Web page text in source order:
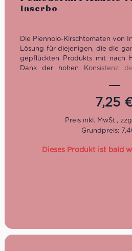
Inserbo
Die Piennolo-Kirschtomaten von
Lösung für diejenigen, die die
gepflückten Produkts mit nach
Dank der hohen Konsistenz
sind die Piennolo-Kirschtomaten
lange Konservierung,
organoleptischen Eigenschaften
Die Pomodorini del Piennolo
kommen, wie es der
vulkanischen Hängen des
Tomatenspezialist. Das
7,25
Grundpreis:
Dieses Produkt ist bald